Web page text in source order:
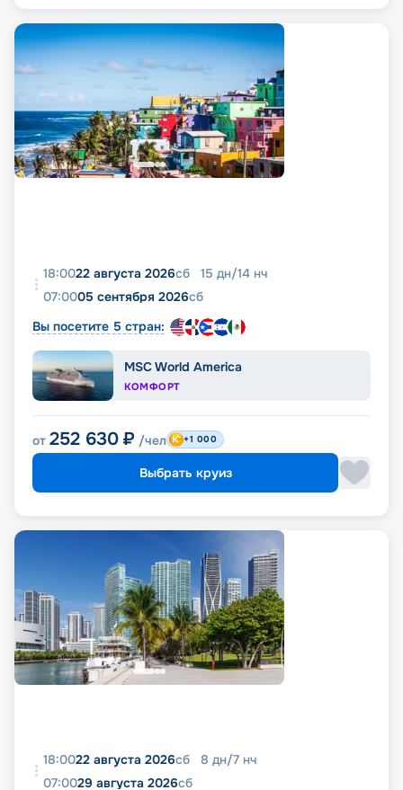
18:0022 августа 2026сб 15 дн/14 нч
07:0005 сентября 2026сб
Вы посетите 5 стран:
MSC World America
КОМФОРТ
от 252 630 ₽ /чел +1 000
Выбрать круиз
18:0022 августа 2026сб 8 дн/7 нч
07:0029 августа 2026сб